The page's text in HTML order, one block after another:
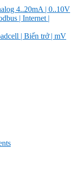
4..20mA | 0..10V
| Internet |
| Biến trở | mV